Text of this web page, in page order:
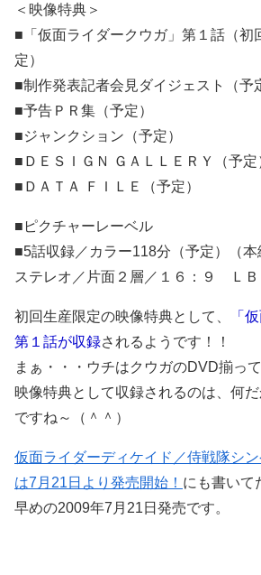
＜映像特典＞
■「仮面ライダークウガ」第１話（初
定）
■制作発表記者会見ダイジェスト（予
■予告ＰＲ集（予定）
■ジャンクション（予定）
■ＤＥＳＩＧＮ ＧＡＬＬＥＲＹ（予定
■ＤＡＴＡ ＦＩＬＥ（予定）
■ピクチャーレーベル
■5話収録／カラー118分（予定）（本
ステレオ／片面２層／１６：９ ＬＢ
初回生産限定の映像特典として、
「
第１話が収録されるようです！！
まぁ・・・ウチはクウガのDVD揃っ
映像特典として収録されるのは、何
ですね～（＾＾）
仮面ライダーディケイド／侍戦隊シ
は7月21日より発売開始！ にも書いて
早めの2009年7月21日発売です。